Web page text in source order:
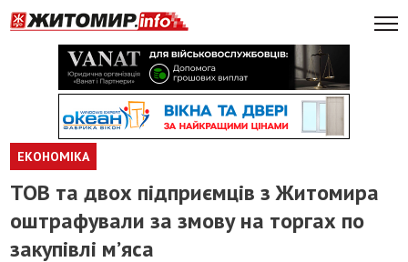
ЕКОНОМІКА
ТОВ та двох підприємців з Житомира
оштрафували за змову на торгах по
закупівлі м’яса